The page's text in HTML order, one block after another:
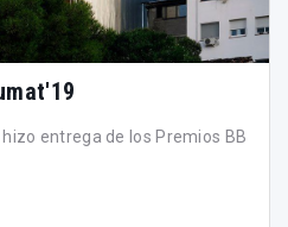
entrega de los Premios BB